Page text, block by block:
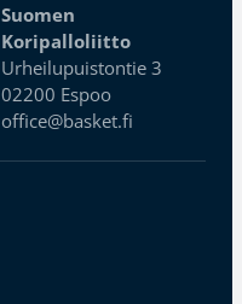
Suomen
Koripalloliitto
Urheilupuistontie 3
02200 Espoo
office@basket.fi